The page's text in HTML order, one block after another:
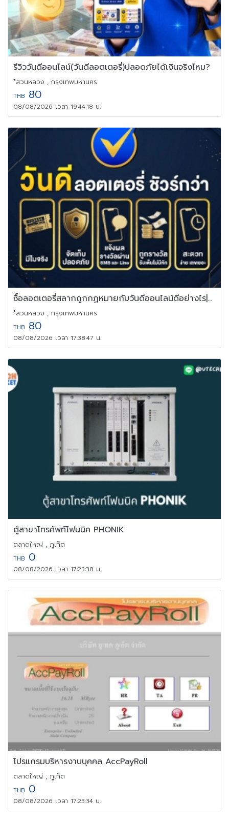
รีวิววันดีออนไลน์(วันดีลอตเตอรี่)ปลอดภัยได้เงินจริงไหม?
*สวนหลวง , กรุงเทพมหานคร
THB 80
08/08/2026 เวลา 19:44:18 น.
ซื้อลอตเตอรี่สลากถูกกฏหมายกับวันดีออนไลน์ดีอย่างไร|Vandee Online
*สวนหลวง , กรุงเทพมหานคร
THB 80
08/08/2026 เวลา 17:38:47 น.
ตู้สาขาโทรศัพท์โฟนนิค PHONIK
ตลาดใหญ่ , ภูเก็ต
THB 0
08/08/2026 เวลา 17:23:38 น.
โปรแกรมบริหารงานบุคคล AccPayRoll
ตลาดใหญ่ , ภูเก็ต
THB 0
08/08/2026 เวลา 17:23:34 น.